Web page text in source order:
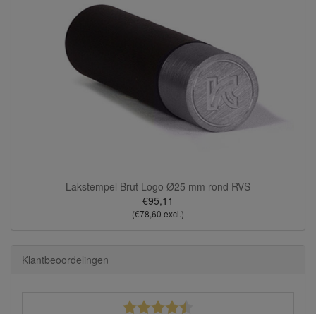
Lakstempel Brut Logo Ø25 mm rond RVS
€95,11
(€78,60 excl.)
Klantbeoordelingen